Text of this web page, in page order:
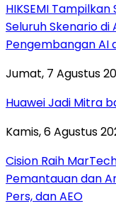
HIKSEMI
Seluruh Skenario di
Pengembangan AI
Jumat, 7 Agustus
Huawei Jadi Mitra
Kamis, 6 Agustus
Cision Raih
Pemantauan dan
Pers, dan AEO